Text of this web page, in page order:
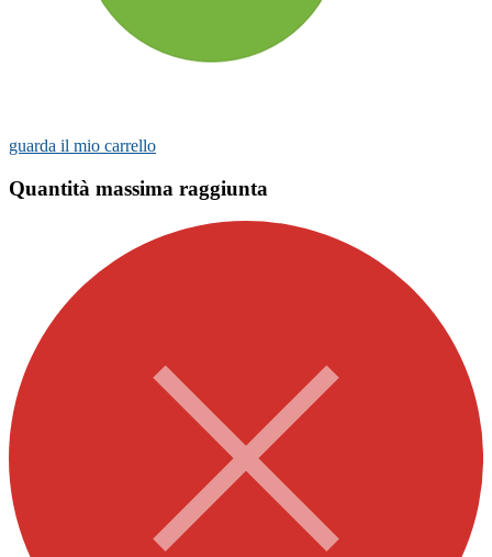
guarda il mio carrello
Quantità massima raggiunta